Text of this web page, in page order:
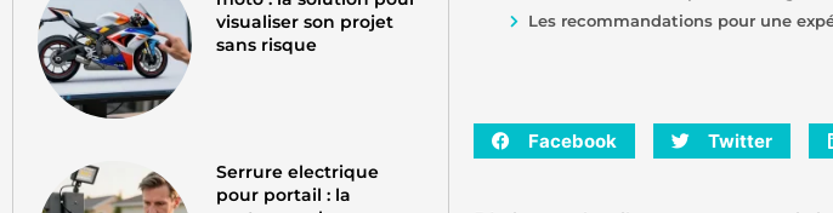
visualiser son projet
sans risque
Serrure electrique
pour portail : la
Les recommandations pour une
Facebook Twitter